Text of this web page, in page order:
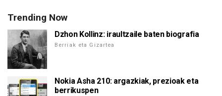
Trending Now
Dzhon Kollinz: iraultzaile baten biografia
Berriak eta Gizartea
Nokia Asha 210: argazkiak, prezioak eta
berrikuspen